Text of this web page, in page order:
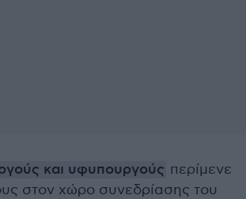
και υφυπουργούς περίμενε
στον χώρο συνεδρίασης του